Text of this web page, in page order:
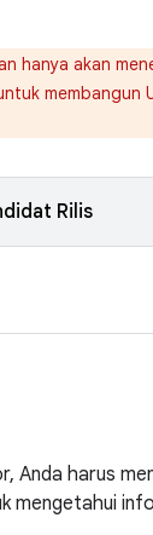
hanya akan
membangun
Rilis
Anda harus
mengetahui